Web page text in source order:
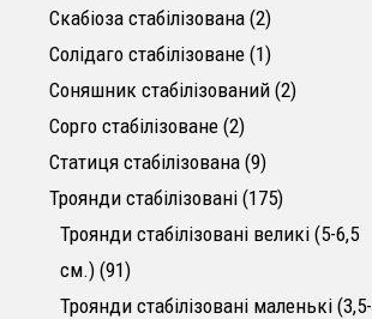
Скабіоза стабілізована 22 товари
Солідаго стабілізоване 11 товар
Соняшник стабілізований 22 товари
Сорго стабілізоване 22 товари
Статиця стабілізована 99 товарів
Троянди стабілізовані 175175 товарів
Троянди стабілізовані великі (5-6,5
см.) 9191 товар
Троянди стабілізовані маленькі (3,5-